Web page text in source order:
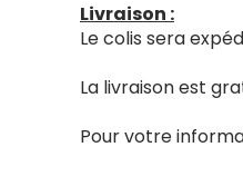
Livraison :
Le colis sera
La livraison est
Pour votre